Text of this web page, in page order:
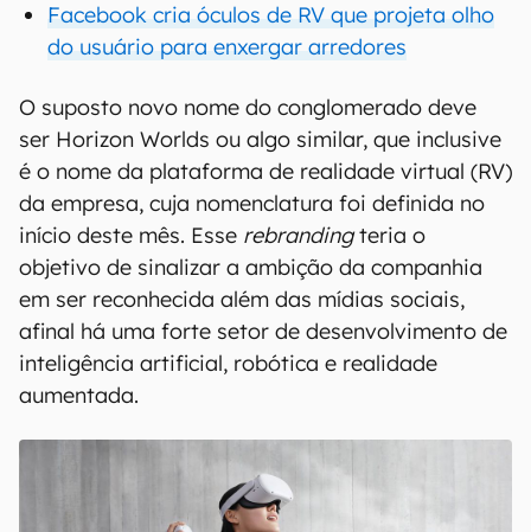
Facebook cria óculos de RV que projeta olho
do usuário para enxergar arredores
O suposto novo nome do conglomerado deve
ser Horizon Worlds ou algo similar, que inclusive
é o nome da plataforma de realidade virtual (RV)
da empresa, cuja nomenclatura foi definida no
início deste mês. Esse rebrandingteria o
objetivo de sinalizar a ambição da companhia
em ser reconhecida além das mídias sociais,
afinal há uma forte setor de desenvolvimento de
inteligência artificial, robótica e realidade
aumentada.